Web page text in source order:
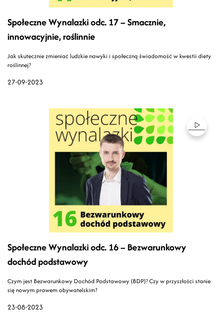
27-09-2023
Społeczne Wynalazki odc. 17 – Smacznie,
innowacyjnie, roślinnie
Jak skutecznie zmieniać ludzkie nawyki i społeczną świadomość w kwestii diety
roślinnej?
23-08-2023
Społeczne Wynalazki odc. 16 – Bezwarunkowy
dochód podstawowy
Czym jest Bezwarunkowy Dochód Podstawowy (BDP)? Czy w przyszłości stanie
się nowym prawem obywatelskim?